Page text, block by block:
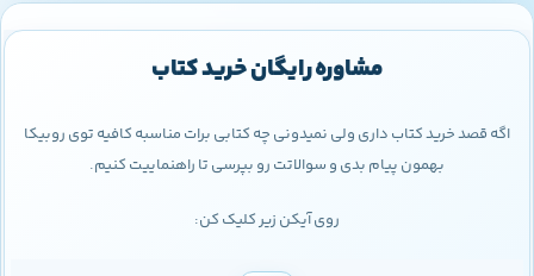
مشاوره رایگان خرید کتاب
اگه قصد خرید کتاب داری ولی نمیدونی چه کتابی برات مناسبه کافیه توی روبیکا
بهمون پیام بدی و سوالاتت رو بپرسی تا راهنماییت کنیم.
روی آیکن زیر کلیک کن: